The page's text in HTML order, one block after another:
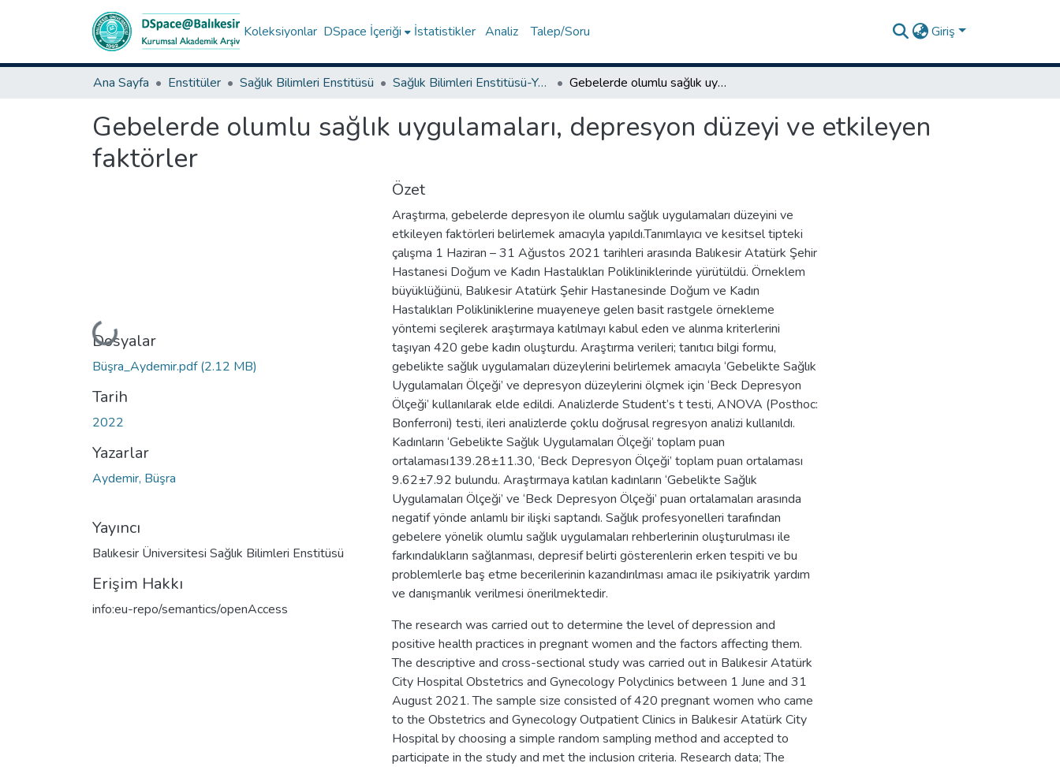
Koleksiyonlar DSpace İçeriği İstatistikler Analiz Talep/Soru Giriş
Ana Sayfa Enstitüler Sağlık Bilimleri Enstitüsü Sağlık Bilimleri Enstitüsü-Yüksek Lisans Tezleri Gebelerde olumlu sağlık uygulamaları, depresyon düzeyi ve etkileyen faktörler
Gebelerde olumlu sağlık uygulamaları, depresyon düzeyi ve etkileyen
faktörler
Yükleniyor...
Dosyalar
Büşra_Aydemir.pdf(2.12 MB)
Tarih
2022
Yazarlar
Aydemir, Büşra
Yayıncı
Balıkesir Üniversitesi Sağlık Bilimleri Enstitüsü
Erişim Hakkı
info:eu-repo/semantics/openAccess
Özet
Araştırma, gebelerde depresyon ile olumlu sağlık uygulamaları düzeyini ve
etkileyen faktörleri belirlemek amacıyla yapıldı.Tanımlayıcı ve kesitsel tipteki
çalışma 1 Haziran – 31 Ağustos 2021 tarihleri arasında Balıkesir Atatürk Şehir
Hastanesi Doğum ve Kadın Hastalıkları Polikliniklerinde yürütüldü. Örneklem
büyüklüğünü, Balıkesir Atatürk Şehir Hastanesinde Doğum ve Kadın
Hastalıkları Polikliniklerine muayeneye gelen basit rastgele örnekleme
yöntemi seçilerek araştırmaya katılmayı kabul eden ve alınma kriterlerini
taşıyan 420 gebe kadın oluşturdu. Araştırma verileri; tanıtıcı bilgi formu,
gebelikte sağlık uygulamaları düzeylerini belirlemek amacıyla ‘Gebelikte Sağlık
Uygulamaları Ölçeği’ ve depresyon düzeylerini ölçmek için ‘Beck Depresyon
Ölçeği’ kullanılarak elde edildi. Analizlerde Student’s t testi, ANOVA (Posthoc:
Bonferroni) testi, ileri analizlerde çoklu doğrusal regresyon analizi kullanıldı.
Kadınların ‘Gebelikte Sağlık Uygulamaları Ölçeği’ toplam puan
ortalaması139.28±11.30, ‘Beck Depresyon Ölçeği’ toplam puan ortalaması
9.62±7.92 bulundu. Araştırmaya katılan kadınların ‘Gebelikte Sağlık
Uygulamaları Ölçeği’ ve ‘Beck Depresyon Ölçeği’ puan ortalamaları arasında
negatif yönde anlamlı bir ilişki saptandı. Sağlık profesyonelleri tarafından
gebelere yönelik olumlu sağlık uygulamaları rehberlerinin oluşturulması ile
farkındalıkların sağlanması, depresif belirti gösterenlerin erken tespiti ve bu
problemlerle baş etme becerilerinin kazandırılması amacı ile psikiyatrik yardım
ve danışmanlık verilmesi önerilmektedir.
The research was carried out to determine the level of depression and
positive health practices in pregnant women and the factors affecting them.
The descriptive and cross-sectional study was carried out in Balıkesir Atatürk
City Hospital Obstetrics and Gynecology Polyclinics between 1 June and 31
August 2021. The sample size consisted of 420 pregnant women who came
to the Obstetrics and Gynecology Outpatient Clinics in Balıkesir Atatürk City
Hospital by choosing a simple random sampling method and accepted to
participate in the study and met the inclusion criteria. Research data; The